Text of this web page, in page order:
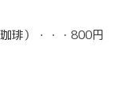
琲）・・・800円